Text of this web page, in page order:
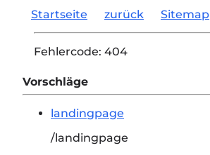
Startseite zurück Sitemap
Fehlercode: 404
Vorschläge
landingpage
/landingpage